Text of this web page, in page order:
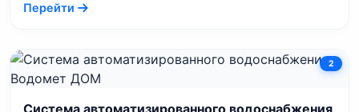
Перейти
2
Система автоматизированного водоснабжения